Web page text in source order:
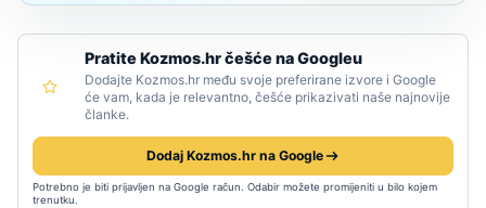
Pratite Kozmos.hr češće na Googleu
Dodajte Kozmos.hr među svoje preferirane izvore i Google
će vam, kada je relevantno, češće prikazivati naše najnovije
članke.
Dodaj Kozmos.hr na Google
Potrebno je biti prijavljen na Google račun. Odabir možete promijeniti u bilo kojem
trenutku.